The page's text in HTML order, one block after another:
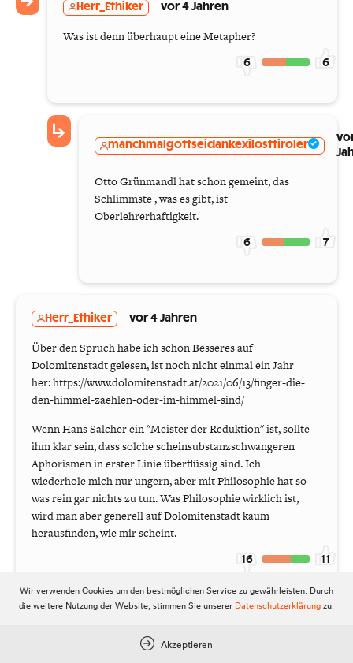
Herr_Ethiker vor 4 Jahren
Was ist denn überhaupt eine Metapher?
6 6
manchmalgottseidankexilosttiroler
Otto Grünmandl hat schon gemeint, das
Schlimmste , was es gibt, ist
Oberlehrerhaftigkeit.
6 7
Herr_Ethiker vor 4 Jahren
Über den Spruch habe ich schon Besseres auf
Dolomitenstadt gelesen, ist noch nicht einmal ein Jahr
her: https://www.dolomitenstadt.at/2021/06/13/finger-die-
den-himmel-zaehlen-oder-im-himmel-sind/
Wenn Hans Salcher ein "Meister der Reduktion" ist, sollte
ihm klar sein, dass solche scheinsubstanzschwangeren
Aphorismen in erster Linie überflüssig sind. Ich
wiederhole mich nur ungern, aber mit Philosophie hat so
was rein gar nichts zu tun. Was Philosophie wirklich ist,
wird man aber generell auf Dolomitenstadt kaum
herausfinden, wie mir scheint.
16 11
BettinaHuber
Wir verwenden Cookies um den bestmöglichen Service zu gewährleisten. Durch
die weitere Nutzung der Website, stimmen Sie unserer Datenschutzerklärungzu.
Akzeptieren